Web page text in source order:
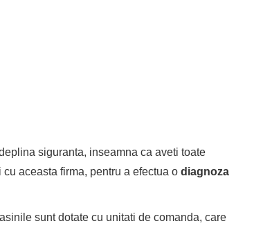
siguranta, inseamna ca aveti toate
aceasta firma, pentru a efectua o diagnoza
sunt dotate cu unitati de comanda, care